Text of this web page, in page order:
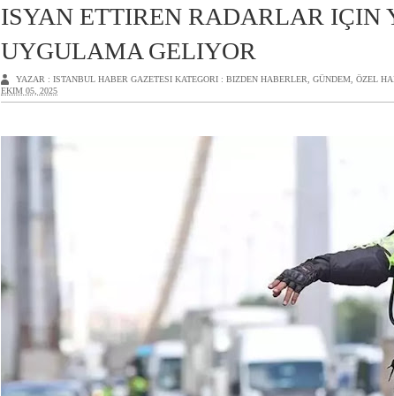
ISYAN ETTIREN RADARLAR IÇIN
UYGULAMA GELIYOR
YAZAR : ISTANBUL HABER GAZETESI KATEGORI : BIZDEN HABERLER, GÜNDEM, ÖZEL
EKIM 05, 2025